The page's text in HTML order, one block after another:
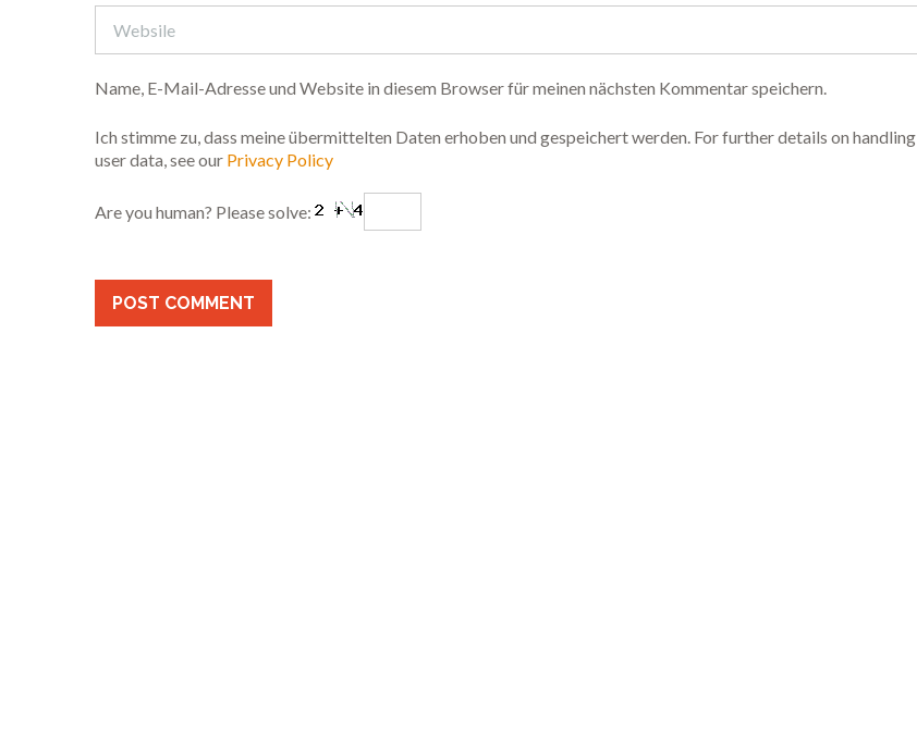
Name, E-Mail-Adresse und Website in diesem Browser für meinen nächsten Kommentar speichern.
Ich stimme zu, dass meine übermittelten Daten erhoben und gespeichert werden. For further details on handling
user data, see our Privacy Policy
Are you human? Please solve: